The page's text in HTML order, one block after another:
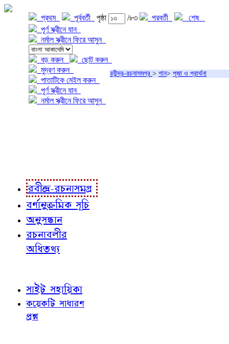
প্রথম পূর্ববর্তী পৃষ্ঠা /৮৩ পরবর্তী
শেষ
পূর্ণ স্ক্রীনে যান
নর্মাল স্ক্রীনে ফিরে আসুন
বড় করুন
ছোট করুন
মুদ্রণ করুন
পাতাটিকে মেইল করুন
পূর্ণ স্ক্রীনে যান
নর্মাল স্ক্রীনে ফিরে আসুন
রবীন্দ্র-রচনাসমগ্র > গান> পূজা ও প্রার্থনা
রবীন্দ্র-রচনাসমগ্র
বর্ণানুক্রমিক সূচি
অনুসন্ধান
রচনাবলীর
অধিতথ্য
সাইট সহায়িকা
কয়েকটি সাধারণ
প্রশ্ন